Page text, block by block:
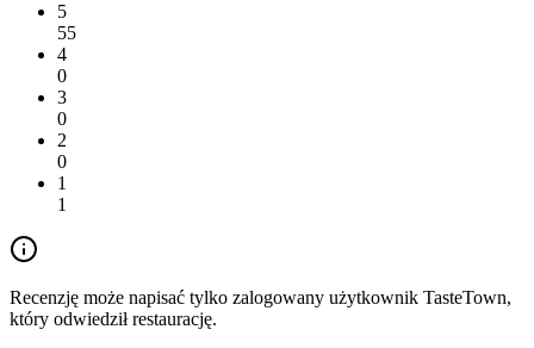
5
55
4
0
3
0
2
0
1
1
Recenzję może napisać tylko zalogowany użytkownik TasteTown,
który odwiedził restaurację.